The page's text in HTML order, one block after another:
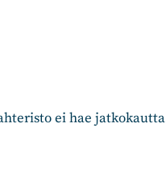
ei hae jatkokautta